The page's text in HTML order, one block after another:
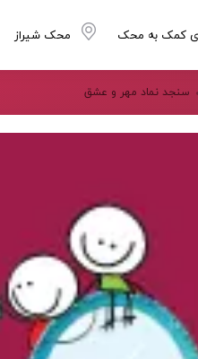
کمک به محک محک شیراز
سنجد نماد مهر و عشق